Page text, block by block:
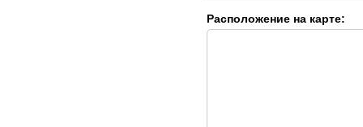
Расположение на карте: